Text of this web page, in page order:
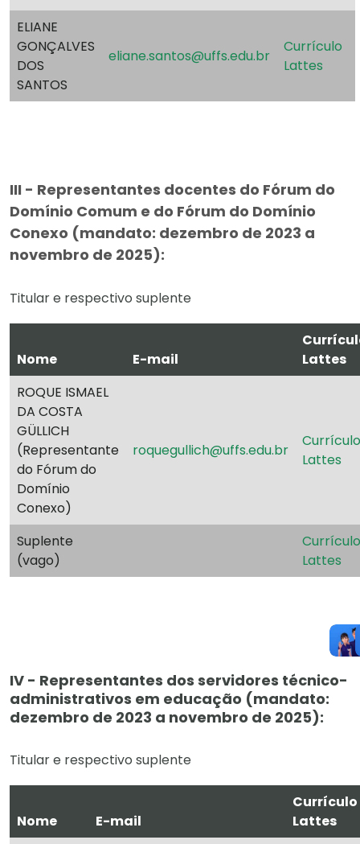
ELIANE
GONÇALVES
DOS
SANTOS
eliane.santos@uffs.edu.br
Currículo
Lattes
III - Representantes docentes do Fórum do
Domínio Comum e do Fórum do Domínio
Conexo (mandato: dezembro de 2023 a
novembro de 2025):
Titular e respectivo suplente
Nome E-mail
Lattes
ROQUE ISMAEL
DA COSTA
GÜLLICH
(Representante
do Fórum do
Domínio
Conexo)
roquegullich@uffs.edu.br
Currículo
Lattes
Suplente
(vago)
Currículo
Lattes
IV - Representantes dos servidores técnico-
administrativos em educação (mandato:
dezembro de 2023 a novembro de 2025):
Titular e respectivo suplente
Nome E-mail
Currículo
Lattes